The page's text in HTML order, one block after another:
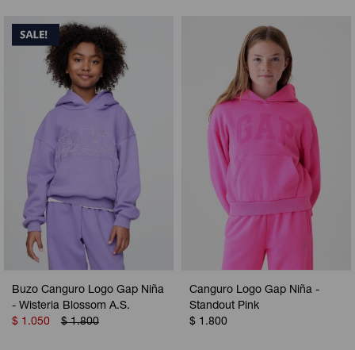
Buzo Canguro Logo Gap Niña
- Wisteria Blossom A.S.
$ 1.050 $ 1.800
Canguro Logo Gap Niña -
Standout Pink
$ 1.800